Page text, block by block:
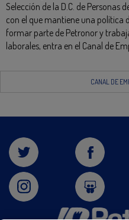
Selección de la D.C. de Personas
con el que mantiene una política
formar parte de Petronor y
laborales, entra en el Canal de
CANAL DE